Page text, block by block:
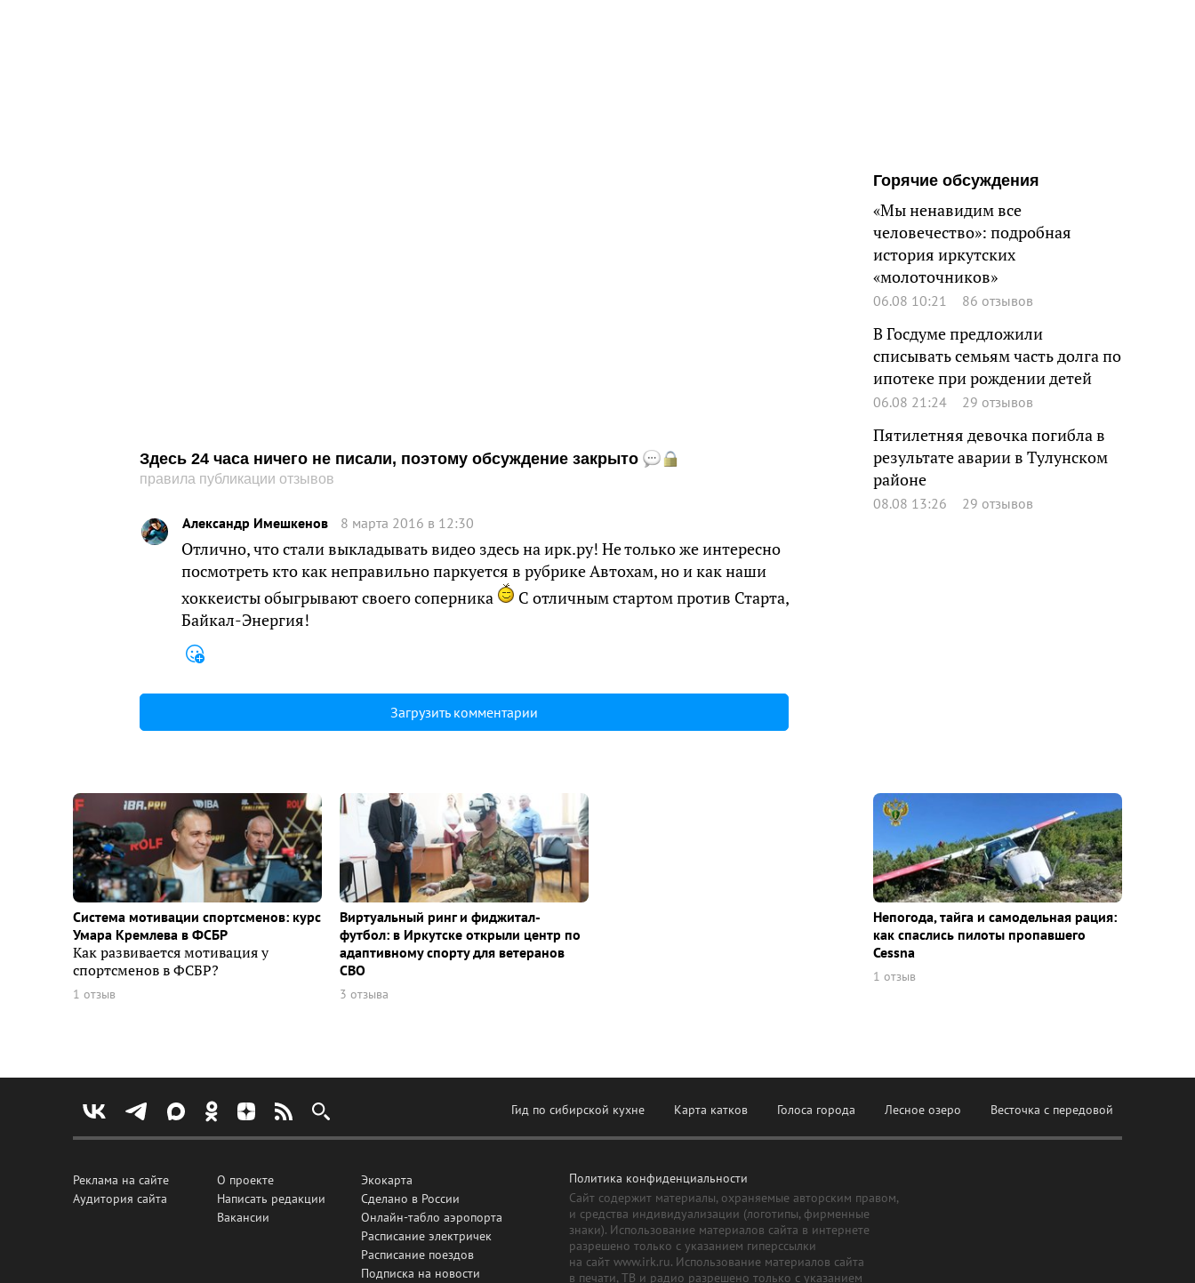
Здесь 24 часа ничего не писали, поэтому обсуждение закрыто
правила публикации отзывов
Александр Имешкенов 8 марта 2016 в 12:30
Отлично, что стали выкладывать видео здесь на ирк.ру! Не только же интересно
посмотреть кто как неправильно паркуется в рубрике Автохам, но и как наши
хоккеисты обыгрывают своего соперника
С отличным стартом против Старта,
Байкал-Энергия!
Загрузить комментарии
Горячие обсуждения
«Мы ненавидим все
человечество»: подробная
история иркутских
«молоточников»
06.08 10:21 86 отзывов
В Госдуме предложили
списывать семьям часть долга по
ипотеке при рождении детей
06.08 21:24 29 отзывов
Пятилетняя девочка погибла в
результате аварии в Тулунском
районе
08.08 13:26 29 отзывов
Система мотивации спортсменов: курс
Умара Кремлева в ФСБР
Как развивается мотивация у
спортсменов в ФСБР?
1 отзыв
Виртуальный ринг и фиджитал-
футбол: в Иркутске открыли центр по
адаптивному спорту для ветеранов
СВО
3 отзыва
Непогода, тайга и самодельная рация:
как спаслись пилоты пропавшего
Cessna
1 отзыв
Гид по сибирской кухне Карта катков Голоса города Лесное озеро Весточка с передовой
Реклама на сайте
Аудитория сайта
О проекте
Написать редакции
Вакансии
Экокарта
Сделано в России
Онлайн-табло аэропорта
Расписание электричек
Расписание поездов
Подписка на новости
Политика конфиденциальности
Сайт содержит материалы, охраняемые авторским правом,
и средства индивидуализации (логотипы, фирменные
знаки). Использование материалов сайта в интернете
разрешено только с указанием гиперссылки
на сайт www.irk.ru. Использование материалов сайта
в печати, ТВ и радио разрешено только с указанием